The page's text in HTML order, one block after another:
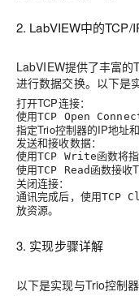
2. LabVIEW中的TCP/
LabVIEW提供了丰富
进行数据交换。以下是
打开TCP连接：
使用TCP Open
指定Trio控制器的IP地址和
发送和接收数据：
使用TCP Write函数将
使用TCP Read 函数接收
关闭连接：
通讯完成后，使用TCP
放资源。
3. 实现步骤详解
以下是实现与Trio控制